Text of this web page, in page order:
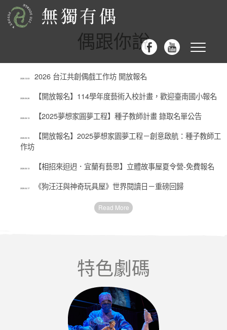
Toggle
偶跟你說
2025.12.03 2026 台江共創偶戲工作坊 開放報名
2025.06.26 【開放報名】114學年度藝術入校計畫，歡迎臺南國小報名
2025.06.13 【2025夢想家圓夢工程】種子教師計畫 錄取名單公告
2025.05.15
【開放報名】2025夢想家園夢工程－創意啟航：種子教師工
作坊
2025.05.13 【相招來𨑨迌．宜蘭有藝思】立體故事屋夏令營-免費報名
2025.04.17 《狗汪汪與神奇玩具屋》世界閱讀日－重磅回歸
Read More
特色劇碼